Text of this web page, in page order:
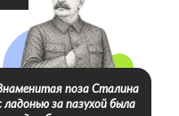
поза Сталина
ладонью за пазухой была